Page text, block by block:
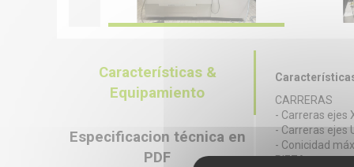
Características &
Equipamiento
CARRERAS
- Carreras ejes
- Carreras
- Conicidad
PIEZA
Especificacion técnica en
PDF